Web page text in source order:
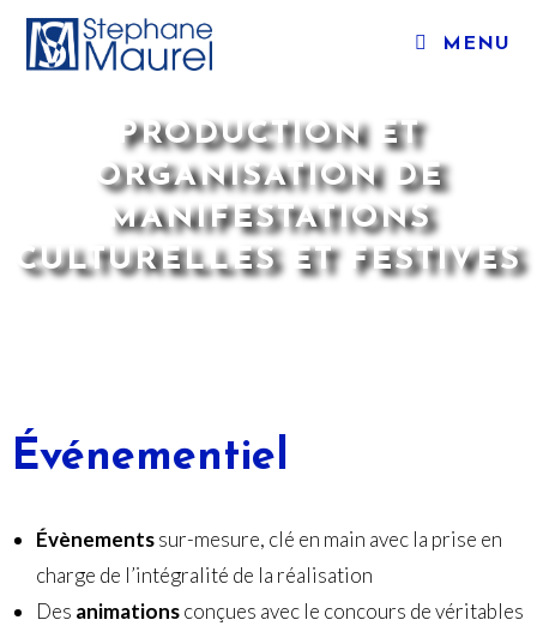
MENU
PRODUCTION ET
ORGANISATION DE
MANIFESTATIONS
CULTURELLES ET FESTIVES
Événementiel
Évènementssur-mesure, clé en main avec la prise en
charge de l’intégralité de la réalisation
Des animationsconçues avec le concours de véritables